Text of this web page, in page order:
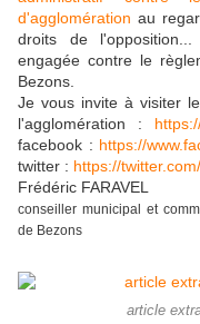
d'agglomération au
droits de
engagée contre le
Bezons.
Je vous invite à visiter
l'agglomération :
facebook : https://
twitter : https://
Frédéric FARAVEL
conseiller municipal et
de Bezons
article